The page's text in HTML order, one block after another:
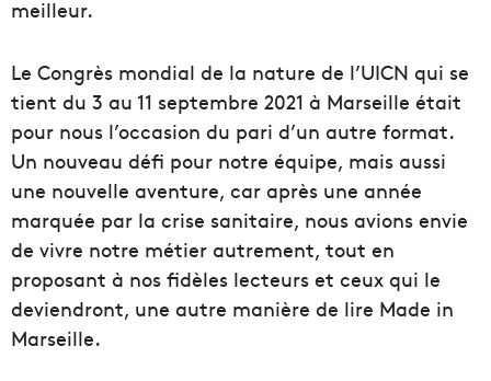
meilleur.
Le Congrès mondial de la nature de l’UICN qui se
tient du 3 au 11 septembre 2021 à Marseille était
pour nous l’occasion du pari d’un autre format.
Un nouveau défi pour notre équipe, mais aussi
une nouvelle aventure, car après une année
marquée par la crise sanitaire, nous avions envie
de vivre notre métier autrement, tout en
proposant à nos fidèles lecteurs et ceux qui le
deviendront, une autre manière de lire Made in
Marseille.